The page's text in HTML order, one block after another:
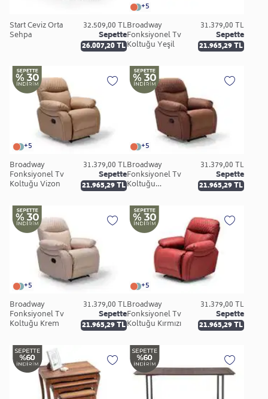
Start Ceviz Orta
Sehpa
32.509,00 TL
Sepette
26.007,20 TL
+5
Broadway
Fonksiyonel Tv
Koltuğu Yeşil
31.379,00 TL
Sepette
21.965,29 TL
+5
Broadway
Fonksiyonel Tv
Koltuğu Vizon
31.379,00 TL
Sepette
21.965,29 TL
+5
Broadway
Fonksiyonel Tv
Koltuğu
31.379,00 TL
Sepette
21.965,29 TL
+5
Broadway
Fonksiyonel Tv
Koltuğu Krem
31.379,00 TL
Sepette
21.965,29 TL
+5
Broadway
Fonksiyonel Tv
Koltuğu Kırmızı
31.379,00 TL
Sepette
21.965,29 TL